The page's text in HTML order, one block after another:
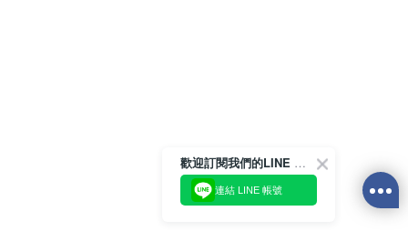
歡迎訂閱我們的LINE 官方帳號
連結 LINE 帳號